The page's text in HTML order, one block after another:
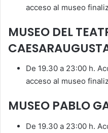
acceso al museo
MUSEO DEL
De 19.30 a 23:00 h.
acceso al museo
MUSEO PABLO
De 19.30 a 23:00 h.